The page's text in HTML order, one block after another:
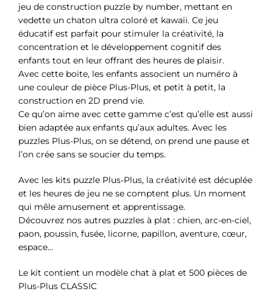
jeu de construction puzzle by number, mettant en
vedette un chaton ultra coloré et kawaii. Ce jeu
éducatif est parfait pour stimuler la créativité, la
concentration et le développement cognitif des
enfants tout en leur offrant des heures de plaisir.
Avec cette boite, les enfants associent un numéro à
une couleur de pièce Plus-Plus, et petit à petit, la
construction en 2D prend vie.
Ce qu’on aime avec cette gamme c’est qu’elle est aussi
bien adaptée aux enfants qu’aux adultes. Avec les
puzzles Plus-Plus, on se détend, on prend une pause et
l’on crée sans se soucier du temps.
Avec les kits puzzle Plus-Plus, la créativité est décuplée
et les heures de jeu ne se comptent plus. Un moment
qui mêle amusement et apprentissage.
Découvrez nos autres puzzles à plat : chien, arc-en-ciel,
paon, poussin, fusée, licorne, papillon, aventure, cœur,
espace…
Le kit contient un modèle chat à plat et 500 pièces de
Plus-Plus CLASSIC